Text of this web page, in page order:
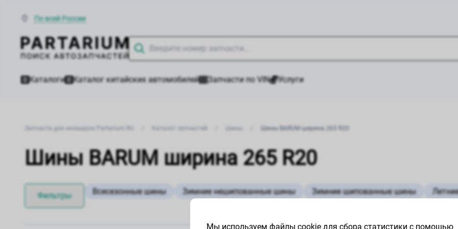
По всей России
Каталоги Каталог китайских автомобилей Запчасти по VIN Услуги
Запчасти для иномарок Partarium.RU Каталог запчастей Шины Шины BARUM ширина 265 R20
Шины BARUM ширина 265 R20
Фильтры Всесезонные шины Зимние нешипованные шины Зимние шипованные шины
Мы используем файлы cookie для сбора статистики с помощью